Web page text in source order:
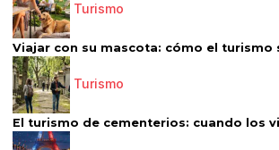
Turismo
Viajar con su mascota: cómo el turismo
Turismo
El turismo de cementerios: cuando los